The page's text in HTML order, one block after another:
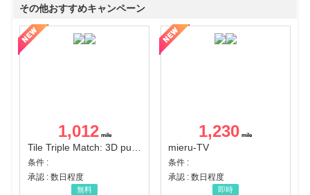
その他おすすめキャンペーン
1,012
Tile Triple Match: 3D puzzle
条件 :
承認 : 数日程度
無料
1,230
mieru-TV
条件 :
承認 : 数日程度
即時